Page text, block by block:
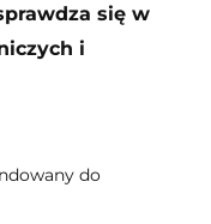
się w
i
do